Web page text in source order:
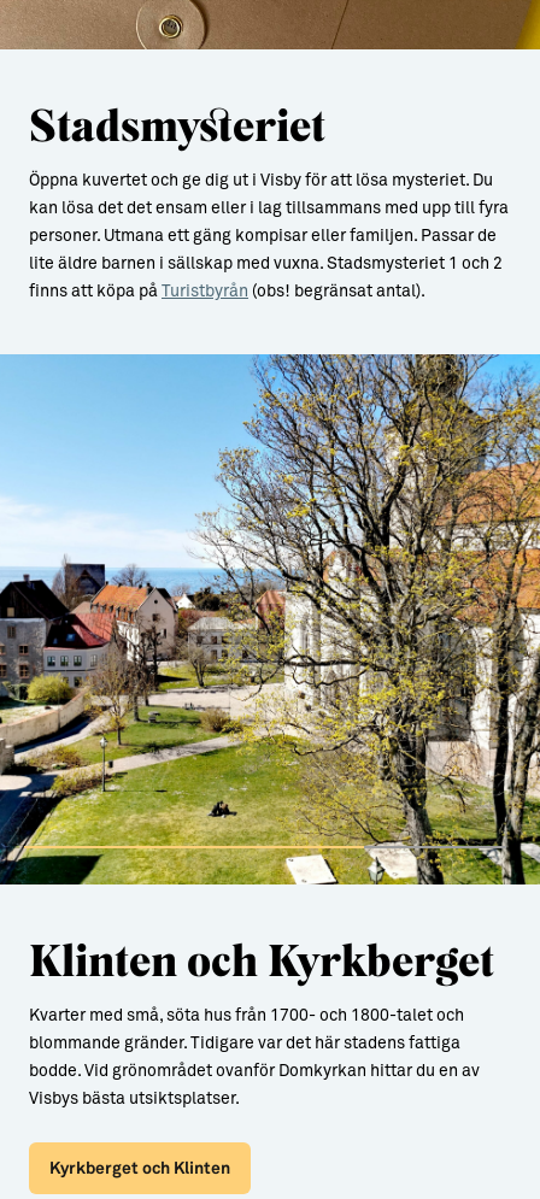
Stadsmysteriet
Öppna kuvertet och ge dig ut i Visby för att lösa mysteriet. Du
kan lösa det det ensam eller i lag tillsammans med upp till fyra
personer. Utmana ett gäng kompisar eller familjen. Passar de
lite äldre barnen i sällskap med vuxna. Stadsmysteriet 1 och 2
finns att köpa på Turistbyrån (obs! begränsat antal).
Klinten och Kyrkberget
Kvarter med små, söta hus från 1700- och 1800-talet och
blommande gränder. Tidigare var det här stadens fattiga
bodde. Vid grönområdet ovanför Domkyrkan hittar du en av
Visbys bästa utsiktsplatser.
Kyrkberget och Klinten